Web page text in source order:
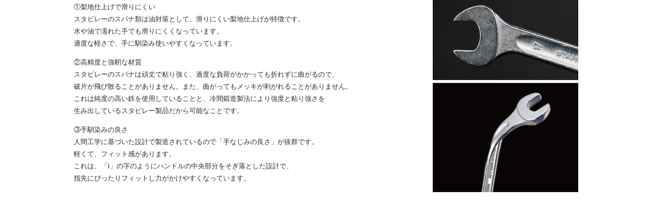
①梨地仕上げで滑りにくい
スタビレーのスパナ類は油対策として、滑りにくい梨地仕上げが特徴です。
水や油で濡れた手でも滑りにくくなっています。
適度な軽さで、手に馴染み使いやすくなっています。
②高精度と強靭な材質
スタビレーのスパナは頑丈で粘り強く、過度な負荷がかかっても折れずに曲がるので、
破片が飛び散ることがありません。また、曲がってもメッキが剥がれることがありません。
これは純度の高い鉄を使用していることと、冷間鍛造製法により強度と粘り強さを
生み出しているスタビレー製品だから可能なことです。
③手馴染みの良さ
人間工学に基づいた設計で製造されているので「手なじみの良さ」が抜群です。
軽くて、フィット感があります。
これは、「I」の字のようにハンドルの中央部分をそぎ落とした設計で、
指先にぴったりフィットし力がかけやすくなっています。